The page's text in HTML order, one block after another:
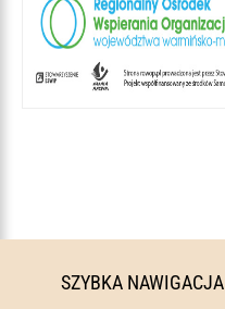
SZYBKA NAWIGACJA